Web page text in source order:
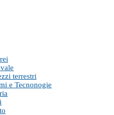
terrestri
e Tecnonogie